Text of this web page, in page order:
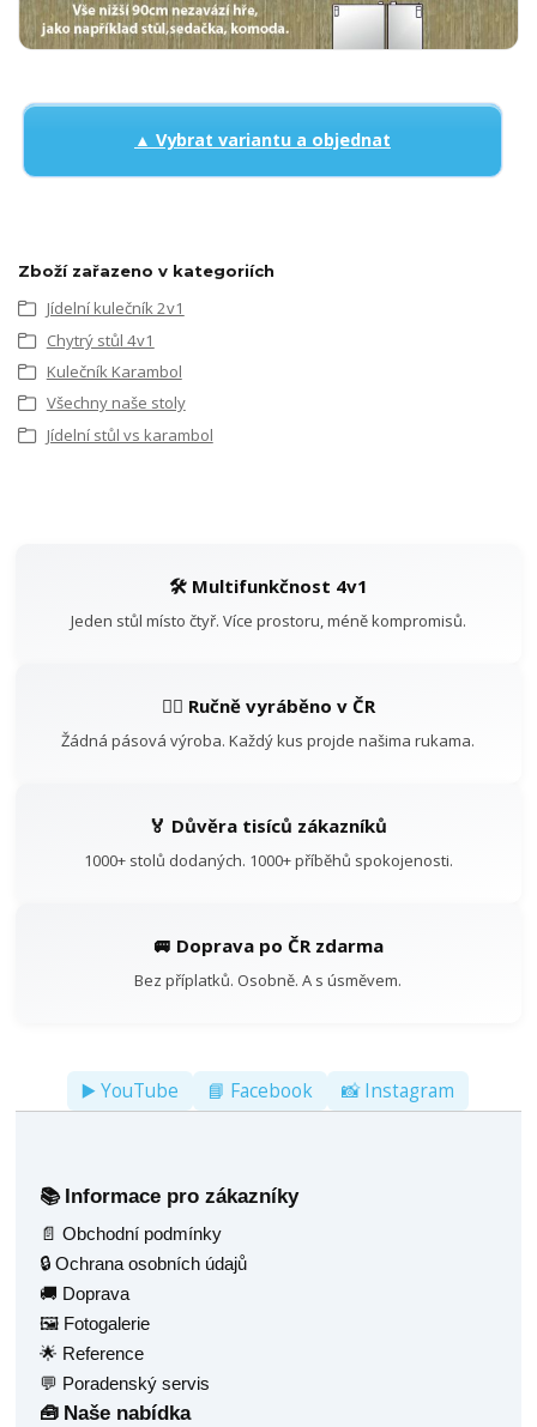
▲ Vybrat variantu a objednat
Zboží zařazeno v kategoriích
Jídelní kulečník 2v1
Chytrý stůl 4v1
Kulečník Karambol
Všechny naše stoly
Jídelní stůl vs karambol
🛠️ Multifunkčnost 4v1
Jeden stůl místo čtyř. Více prostoru, méně kompromisů.
👷‍♂️ Ručně vyráběno v ČR
Žádná pásová výroba. Každý kus projde našima rukama.
🏅 Důvěra tisíců zákazníků
1000+ stolů dodaných. 1000+ příběhů spokojenosti.
🚐 Doprava po ČR zdarma
Bez příplatků. Osobně. A s úsměvem.
▶️ YouTube 📘 Facebook 📸 Instagram
📚 Informace pro zákazníky
📄 Obchodní podmínky
🔒 Ochrana osobních údajů
🚚 Doprava
🖼️ Fotogalerie
🌟 Reference
💬 Poradenský servis
🧰 Naše nabídka